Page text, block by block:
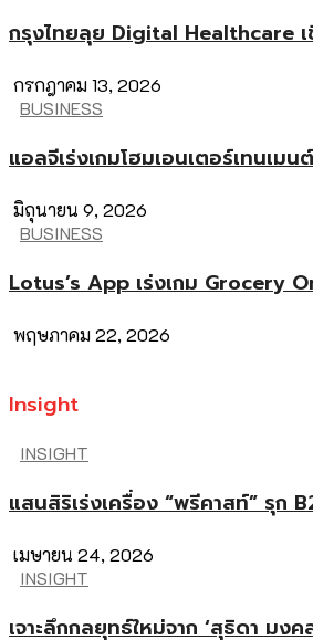
กรุงไทยลุย Digital Healthcare
กรกฎาคม 13, 2026
BUSINESS
แอลจีเร่งเกมโฮมเอนเตอร์เทนเมน
มิถุนายน 9, 2026
BUSINESS
Lotus’s App เร่งเกม Grocery
พฤษภาคม 22, 2026
Insight
INSIGHT
แสนสิริเร่งเครื่อง “พรีคาสท์” รุก
เมษายน 24, 2026
INSIGHT
เจาะลึกกลยุทธ์ใหม่จาก ‘สุธิดา มง